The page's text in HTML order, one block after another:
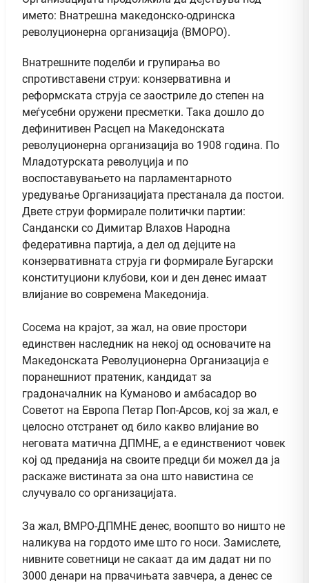
името: Внатрешна македонско-одринска
револуционерна организација (ВМОРО).
Внатрешните поделби и групирања во
спротивставени струи: конзервативна и
реформската струја се заостриле до степен на
меѓусебни оружени пресметки. Така дошло до
дефинитивен Расцеп на Македонската
револуционерна организација во 1908 година. По
Младотурската револуција и по
воспоставувањето на парламентарното
уредување Организацијата престанала да постои.
Двете струи формирале политички партии:
Сандански со Димитар Влахов Народна
федеративна партија, а дел од дејците на
конзервативната струја ги формирале Бугарски
конституциони клубови, кои и ден денес имаат
влијание во современа Македонија.
Сосема на крајот, за жал, на овие простори
единствен наследник на некој од основачите на
Македонската Револуционерна Организација е
поранешниот пратеник, кандидат за
градоначалник на Куманово и амбасадор во
Советот на Европа Петар Поп-Арсов, кој за жал, е
целосно отстранет од било какво влијание во
неговата матична ДПМНЕ, а е единствениот човек
кој од преданија на своите предци би можел да ја
раскаже вистината за она што навистина се
случувало со организацијата.
За жал, ВМРО-ДПМНЕ денес, воопшто во ништо не
наликува на гордото име што го носи. Замислете,
нивните советници не сакаат да им дадат ни по
3000 денари на првачињата завчера, а денес се